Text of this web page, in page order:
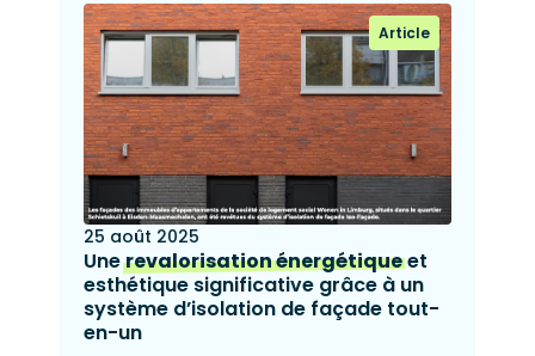
Article
25 août 2025
Unerevalorisation énergétiqueet
esthétique significative grâce à un
système d’isolation de façade tout-
en-un